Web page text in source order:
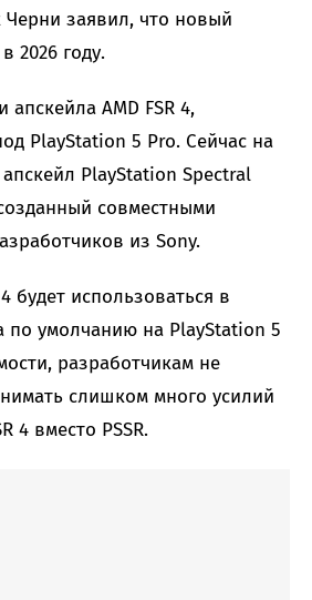
заявил, что новый
2026 году.
апскейла AMD FSR 4,
PlayStation 5 Pro. Сейчас на
PlayStation Spectral
совместными
из Sony.
будет использоваться в
по умолчанию на PlayStation 5
разработчикам не
слишком много усилий
4 вместо PSSR.